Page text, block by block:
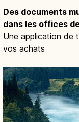
Des documents
dans les offices
Une application de
vos achats